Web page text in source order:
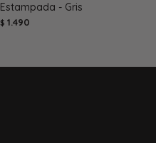
Estampada - Gris
$ 1.490